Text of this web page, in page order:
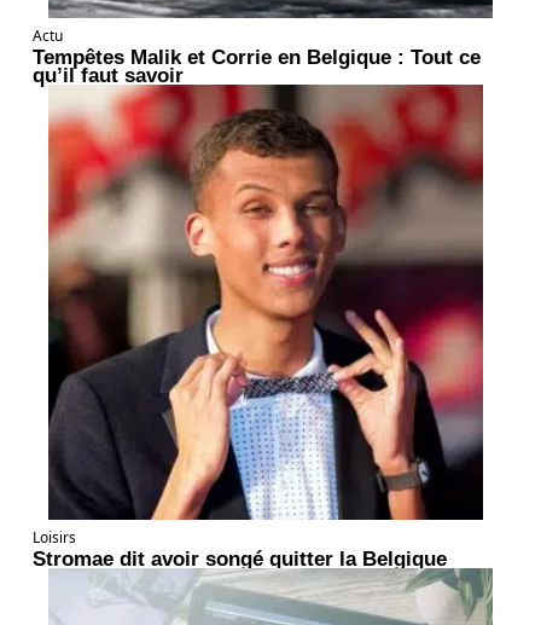
Actu
Tempêtes Malik et Corrie en Belgique : Tout ce
qu’il faut savoir
Loisirs
Stromae dit avoir songé quitter la Belgique